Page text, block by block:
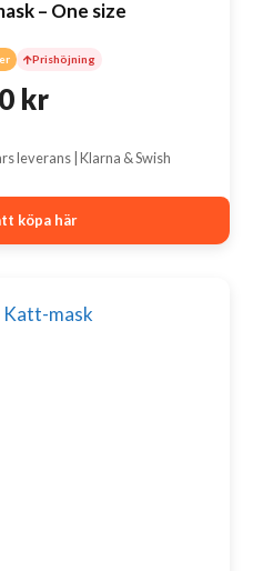
– One size
Prishöjning
kr
leverans | Klarna & Swish
köpa här